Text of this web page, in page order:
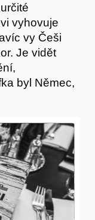
vyhovuje
vy Češi
Je vidět
byl Němec,